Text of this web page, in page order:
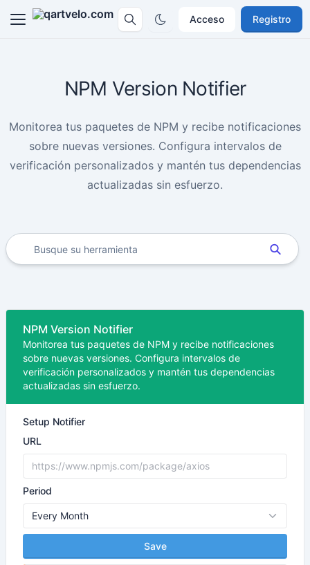
Acceso Registro
NPM Version Notifier
Monitorea tus paquetes de NPM y recibe notificaciones
sobre nuevas versiones. Configura intervalos de
verificación personalizados y mantén tus dependencias
actualizadas sin esfuerzo.
NPM Version Notifier
Monitorea tus paquetes de NPM y recibe notificaciones
sobre nuevas versiones. Configura intervalos de
verificación personalizados y mantén tus dependencias
actualizadas sin esfuerzo.
Setup Notifier
URL
Period
Save